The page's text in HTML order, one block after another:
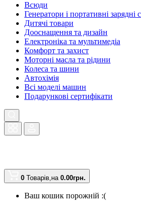
Всюди
Генератори і портативні зарядні
Дитячі товари
Дооснащення та дизайн
Електроніка та мультимедіа
Комфорт та захист
Моторні масла та рідини
Колеса та шини
Автохімія
Всі моделі машин
Подарункові сертифікати
0 Товарів,на 0.00грн.
Ваш кошик порожній :(